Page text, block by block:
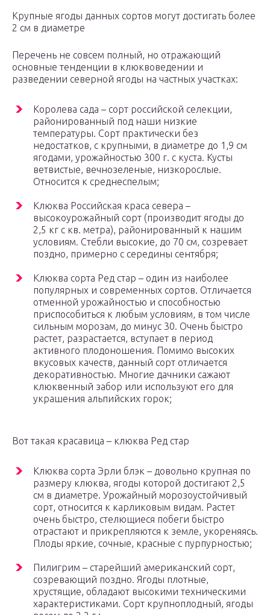
Крупные ягоды данных сортов могут достигать более
2 см в диаметре
Перечень не совсем полный, но отражающий
основные тенденции в клюквоведении и
разведении северной ягоды на частных участках:
Королева сада – сорт российской селекции,
районированный под наши низкие
температуры. Сорт практически без
недостатков, с крупными, в диаметре до 1,9 см
ягодами, урожайностью 300 г. с куста. Кусты
ветвистые, вечнозеленые, низкорослые.
Относится к среднеспелым;
Клюква Российская краса севера –
высокоурожайный сорт (производит ягоды до
2,5 кг с кв. метра), районированный к нашим
условиям. Стебли высокие, до 70 см, созревает
поздно, примерно с середины сентября;
Клюква сорта Ред стар – один из наиболее
популярных и современных сортов. Отличается
отменной урожайностью и способностью
приспособиться к любым условиям, в том числе
сильным морозам, до минус 30. Очень быстро
растет, разрастается, вступает в период
активного плодоношения. Помимо высоких
вкусовых качеств, данный сорт отличается
декоративностью. Многие дачники сажают
клюквенный забор или используют его для
украшения альпийских горок;
Вот такая красавица – клюква Ред стар
Клюква сорта Эрли блэк – довольно крупная по
размеру клюква, ягоды которой достигают 2,5
см в диаметре. Урожайный морозоустойчивый
сорт, относится к карликовым видам. Растет
очень быстро, стелющиеся побеги быстро
отрастают и прикрепляются к земле, укореняясь.
Плоды яркие, сочные, красные с пурпурностью;
Пилигрим – старейший американский сорт,
созревающий поздно. Ягоды плотные,
хрустящие, обладают высокими техническими
характеристиками. Сорт крупноплодный, ягоды